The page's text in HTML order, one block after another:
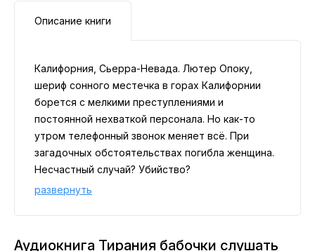
Описание книги
Калифорния, Сьерра-Невада. Лютер Опоку,
шериф сонного местечка в горах Калифорнии
борется с мелкими преступлениями и
постоянной нехваткой персонала. Но как-то
утром телефонный звонок меняет всё. При
загадочных обстоятельствах погибла женщина.
Несчастный случай? Убийство?
Расследование приводит Лютера в подземный
могущественной корпорацией из Кремниевой
развернуть
Аудиокнига Тирания бабочки слушать